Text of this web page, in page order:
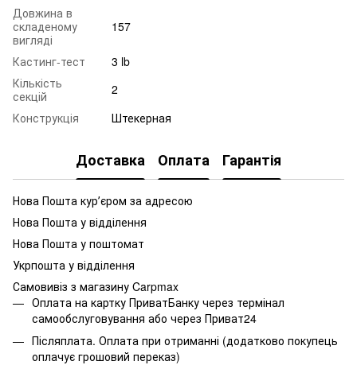
Довжина в
складеному
вигляді
157
Кастинг-тест
3 lb
Кількість
секцій
2
Конструкція
Штекерная
Доставка Оплата Гарантія
Нова Пошта курʼєром за адресою
Нова Пошта у відділення
Нова Пошта у поштомат
Укрпошта у відділення
Самовивіз з магазину Carpmax
Оплата на картку ПриватБанку через термінал
самообслуговування або через Приват24
Післяплата. Оплата при отриманні (додатково покупець
оплачує грошовий переказ)